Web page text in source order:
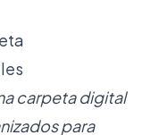
carpeta digital
para